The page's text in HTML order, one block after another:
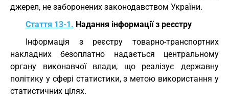
джерел, не заборонених законодавством України.
Стаття 13-1. Надання інформації з реєстру
Інформація з реєстру товарно-транспортних
накладних безоплатно надається центральному
органу виконавчої влади, що реалізує державну
політику у сфері статистики, з метою використання у
статистичних цілях.